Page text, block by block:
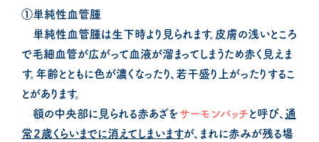
①単純性血管腫
単純性血管腫は生下時より見られます。皮膚の浅いところ
で毛細血管が広がって血液が溜まってしまうため赤く見えま
す。年齢とともに色が濃くなったり、若干盛り上がったりするこ
とがあります。
額の中央部に見られる赤あざをサーモンパッチと呼び、 通
常２歳くらいまでに消えてしまいますが、まれに赤みが残る場